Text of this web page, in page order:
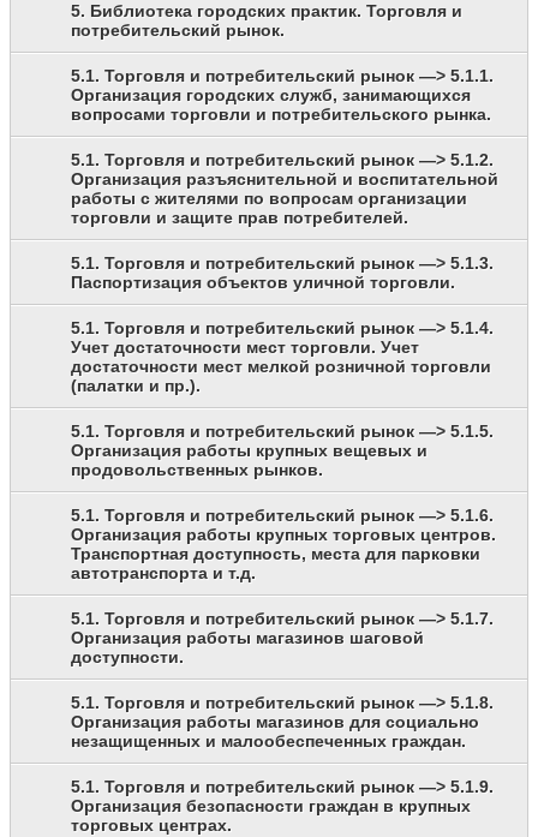
5. Библиотека городских практик. Торговля и
потребительский рынок.
5.1. Торговля и потребительский рынок —> 5.1.1.
Организация городских служб, занимающихся
вопросами торговли и потребительского рынка.
5.1. Торговля и потребительский рынок —> 5.1.2.
Организация разъяснительной и воспитательной
работы с жителями по вопросам организации
торговли и защите прав потребителей.
5.1. Торговля и потребительский рынок —> 5.1.3.
Паспортизация объектов уличной торговли.
5.1. Торговля и потребительский рынок —> 5.1.4.
Учет достаточности мест торговли. Учет
достаточности мест мелкой розничной торговли
(палатки и пр.).
5.1. Торговля и потребительский рынок —> 5.1.5.
Организация работы крупных вещевых и
продовольственных рынков.
5.1. Торговля и потребительский рынок —> 5.1.6.
Организация работы крупных торговых центров.
Транспортная доступность, места для парковки
автотранспорта и т.д.
5.1. Торговля и потребительский рынок —> 5.1.7.
Организация работы магазинов шаговой
доступности.
5.1. Торговля и потребительский рынок —> 5.1.8.
Организация работы магазинов для социально
незащищенных и малообеспеченных граждан.
5.1. Торговля и потребительский рынок —> 5.1.9.
Организация безопасности граждан в крупных
торговых центрах.